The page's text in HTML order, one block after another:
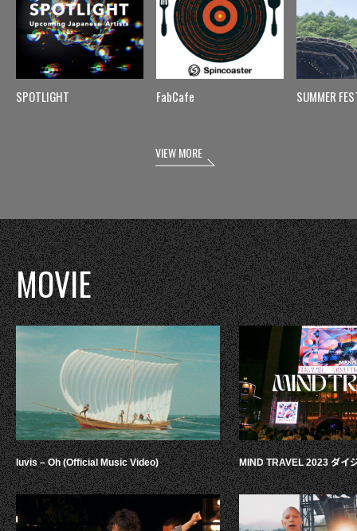
SPOTLIGHT FabCafe SUMMER
VIEW MORE
MOVIE
luvis – Oh (Official Music Video) MIND TRAVEL 2023 ダイ